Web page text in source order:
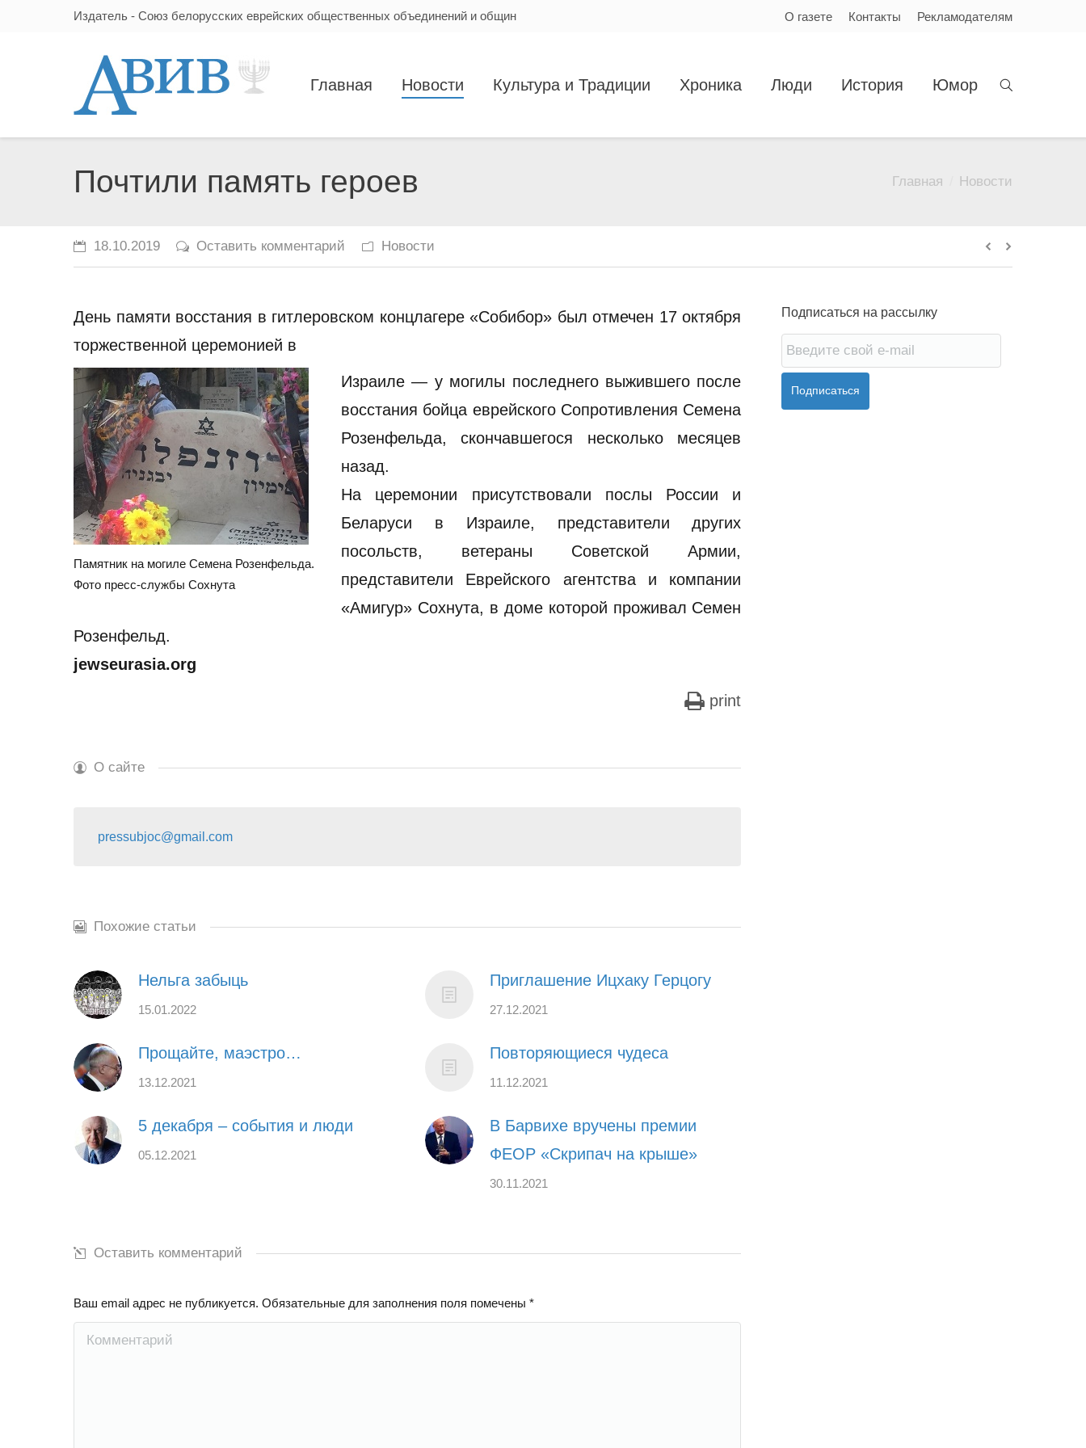
Издатель - Союз белорусских еврейских общественных объединений и общин О газете Контакты Рекламодателям
Главная Новости Культура и Традиции Хроника Люди История Юмор
Почтили память героев Главная Новости
18.10.2019 Оставить комментарий Новости
День памяти восстания в гитлеровском концлагере «Собибор» был отмечен 17 октября
торжественной церемонией в
Памятник на могиле Семена Розенфельда.
Фото пресс-службы Сохнута
Израиле — у могилы последнего выжившего после
восстания бойца еврейского Сопротивления Семена
Розенфельда, скончавшегося несколько месяцев
назад.
На церемонии присутствовали послы России и
Беларуси в Израиле, представители других
посольств, ветераны Советской Армии,
представители Еврейского агентства и компании
«Амигур» Сохнута, в доме которой проживал Семен
Розенфельд.
jewseurasia.org
print
О сайте
pressubjoc@gmail.com
Похожие статьи
Нельга забыць
15.01.2022
Приглашение Ицхаку Герцогу
27.12.2021
Прощайте, маэстро…
13.12.2021
Повторяющиеся чудеса
11.12.2021
5 декабря – события и люди
05.12.2021
В Барвихе вручены премии
ФЕОР «Скрипач на крыше»
30.11.2021
Оставить комментарий
Ваш email адрес не публикуется. Обязательные для заполнения поля помечены *
Комментарий
Подписаться на рассылку
Подписаться